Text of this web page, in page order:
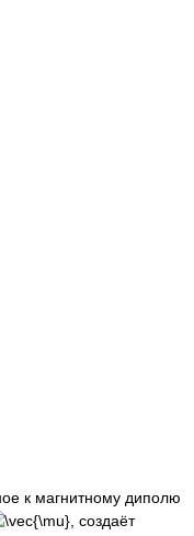
к магнитному диполю
создаёт